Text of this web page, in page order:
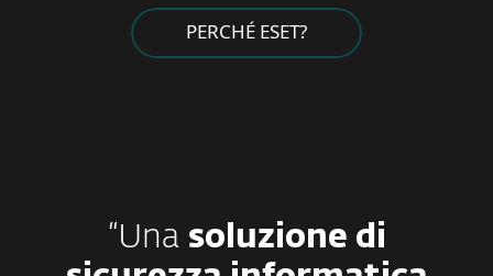
PERCHÉ ESET?
“Una soluzione di